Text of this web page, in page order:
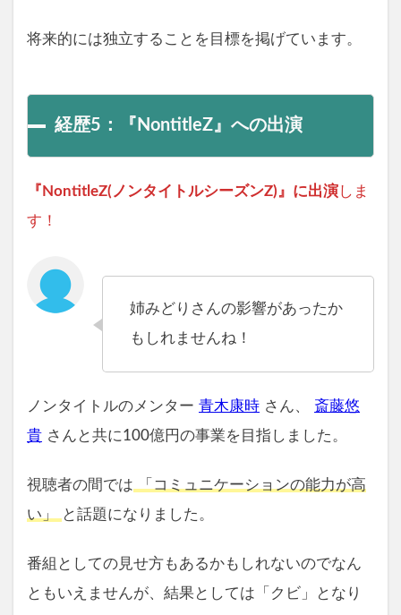
将来的には独立することを目標を掲げています。
経歴5：『NontitleZ』への出演
『NontitleZ(ノンタイトルシーズンZ)』に出演しま
す！
姉みどりさんの影響があったか
もしれませんね！
ノンタイトルのメンター 青木康時 さん、 斎藤悠
貴 さんと共に100億円の事業を目指しました。
視聴者の間では 「コミュニケーションの能力が高
い」 と話題になりました。
番組としての見せ方もあるかもしれないのでなん
ともいえませんが、結果としては「クビ」となり